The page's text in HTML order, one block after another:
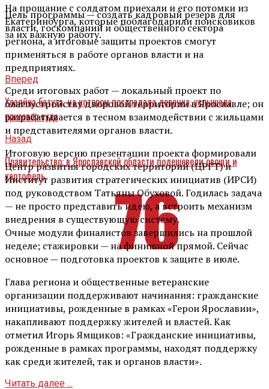
На прощание с солдатом приехали и его потомки из
Екатеринбурга, которые поблагодарили поисковиков
за их важную работу.
Вперед
Хозяйка батута, на котором пострадала девочка, услышала
приговор суда
Назад
Правительство: в Ярославской области подешевели овощи и
картофель
Цель программы — создать кадровый резерв для
власти, госкомпаний и общественного сектора
региона, а итоговые защиты проектов смогут
применяться в работе органов власти и на
предприятиях.
Среди итоговых работ — локальный проект по
благоустройству дворовой территории в Ярославле; он
разрабатывается в тесном взаимодействии с жильцами
и представителями органов власти.
Итоговую версию презентации проекта формировали
Центр развития городских территорий (ЦРГТ) и
Институт развития стратегических инициатив (ИРСИ)
под руководством Татьяны Обуховой. Годилась задача
— не просто представить идею, а встроить механизм
внедрения в существующую систему.
Очные модули финалистов завершились на прошлой
неделе; стажировки — на финишной прямой. Сейчас
основное — подготовка проектов к защите в июле.
Глава региона и общественные ветеранские
организации поддерживают начинания: гражданские
инициативы, рожденные в рамках «Герои Ярославии»,
накапливают поддержку жителей и властей. Как
отметил Игорь Ямщиков: «Гражданские инициативы,
рожденные в рамках программы, находят поддержку
как среди жителей, так и органов власти».
Читать далее ...